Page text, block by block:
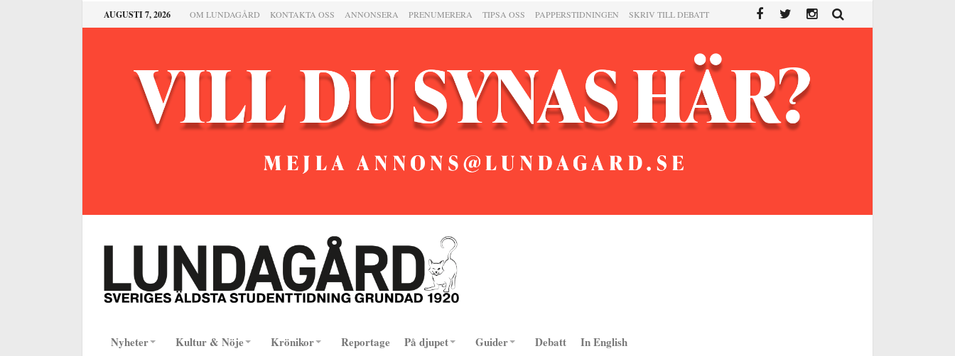
AUGUSTI 7, 2026 OM LUNDAGÅRD KONTAKTA OSS ANNONSERA PRENUMERERA TIPSA OSS PAPPERSTIDNINGEN SKRIV TILL DEBATT
Nyheter Kultur & Nöje Krönikor Reportage På djupet Guider Debatt In English